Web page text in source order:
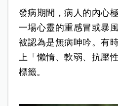
發病期間，病人的內心
一場心靈的重感冒或暴
被認為是無病呻吟。有
上「懶惰、軟弱、抗壓
標籤。